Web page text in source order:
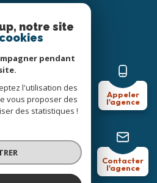
Appeler
l'agence
Contacter
l'agence
notre site
pendant
l'utilisation des
vous proposer des
des statistiques !